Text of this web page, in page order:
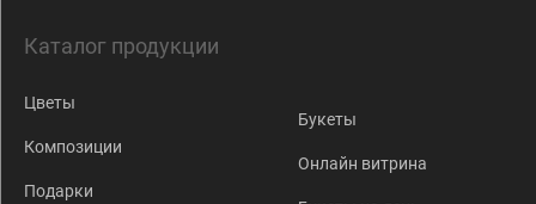
Каталог продукции
Цветы
Композиции
Подарки
Букеты
Онлайн витрина